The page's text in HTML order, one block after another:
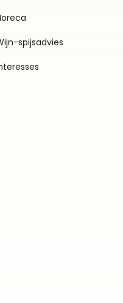
spijsadvies